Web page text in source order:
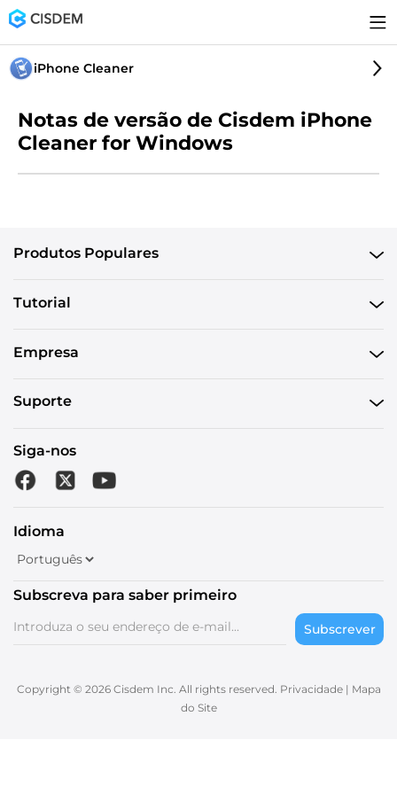
iPhone Cleaner
Notas de versão de Cisdem iPhone
Cleaner for Windows
Produtos Populares
Tutorial
Empresa
Suporte
Siga-nos
Idioma
Subscreva para saber primeiro
Subscrever
Copyright © 2026 Cisdem Inc. All rights reserved. Privacidade| Mapa
do Site